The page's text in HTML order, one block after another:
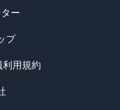
ー
プ
利用規約